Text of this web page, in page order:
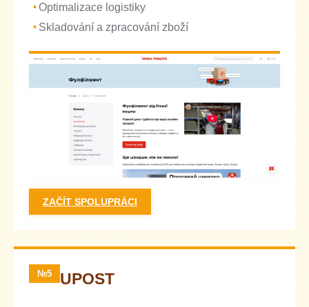
Optimalizace logistiky
Skladování a zpracování zboží
ZAČÍT SPOLUPRÁCI
№5 UPOST